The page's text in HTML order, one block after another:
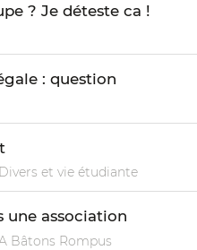
? Je déteste ca !
: question
Divers et vie étudiante
une association
Bâtons Rompus